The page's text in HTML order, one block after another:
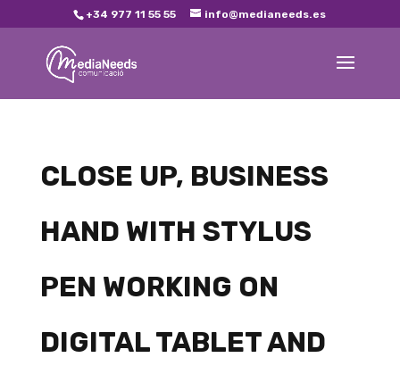
+34 977 11 55 55 info@medianeeds.es
CLOSE UP, BUSINESS
HAND WITH STYLUS
PEN WORKING ON
DIGITAL TABLET AND